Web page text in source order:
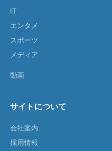
IT
エンタメ
スポーツ
メディア
動画
サイトについて
会社案内
採用情報